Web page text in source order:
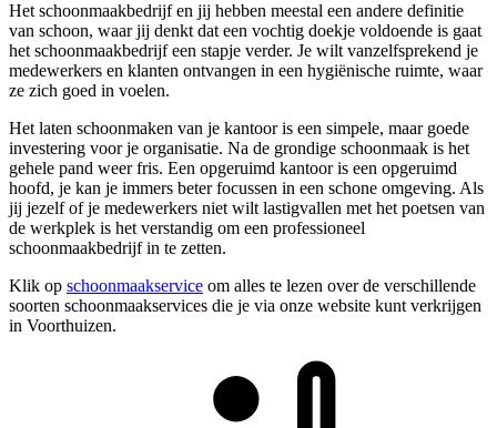
Het schoonmaakbedrijf en jij hebben meestal een andere definitie
van schoon, waar jij denkt dat een vochtig doekje voldoende is gaat
het schoonmaakbedrijf een stapje verder. Je wilt vanzelfsprekend je
medewerkers en klanten ontvangen in een hygiënische ruimte, waar
ze zich goed in voelen.
Het laten schoonmaken van je kantoor is een simpele, maar goede
investering voor je organisatie. Na de grondige schoonmaak is het
gehele pand weer fris. Een opgeruimd kantoor is een opgeruimd
hoofd, je kan je immers beter focussen in een schone omgeving. Als
jij jezelf of je medewerkers niet wilt lastigvallen met het poetsen van
de werkplek is het verstandig om een professioneel
schoonmaakbedrijf in te zetten.
Klik op schoonmaakservice om alles te lezen over de verschillende
soorten schoonmaakservices die je via onze website kunt verkrijgen
in Voorthuizen.